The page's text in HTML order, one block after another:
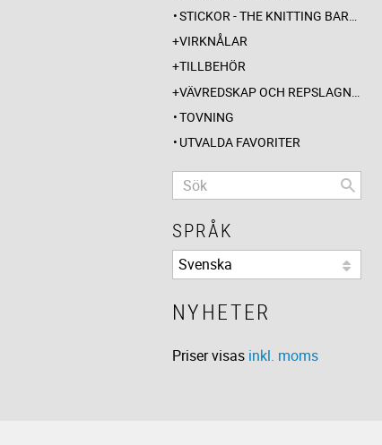
STICKOR - THE KNITTING BARBER
VIRKNÅLAR
TILLBEHÖR
VÄVREDSKAP OCH REPSLAGNING
TOVNING
UTVALDA FAVORITER
SPRÅK
NYHETER
Priser visas inkl. moms